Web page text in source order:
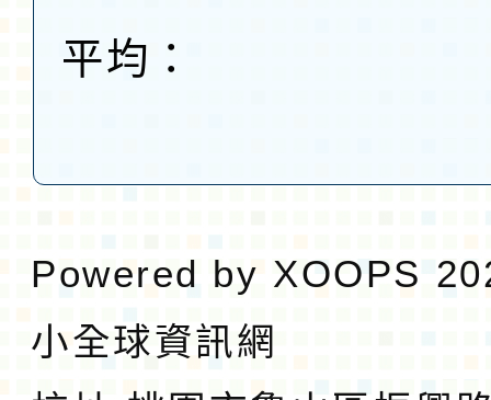
平均：
Powered by XOOPS
小全球資訊網